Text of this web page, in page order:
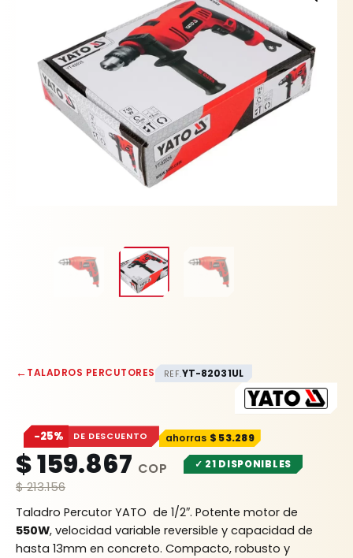
←TALADROS PERCUTORES REF.YT-82031UL
−25% DE DESCUENTO $ 53.289
$213.156
$159.867 ✓ 21 DISPONIBLES
Taladro Percutor YATO de 1/2″. Potente motor de
550W, velocidad variable reversible y capacidad de
hasta 13mm en concreto. Compacto, robusto y